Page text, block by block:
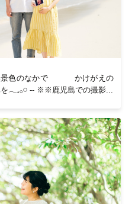
景色のなかで かけがえの
を𓂃𓈒𓂂𓏸 -- ※※鹿児島での撮影...